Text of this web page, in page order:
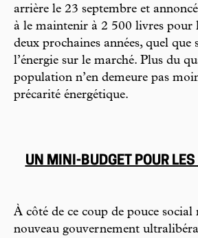
arrière le 23 septembre et annoncé
à le maintenir à 2 500 livres pour
deux prochaines années, quel que
l’énergie sur le marché. Plus du
population n’en demeure pas
précarité énergétique.
UN MINI-BUDGET POUR
À côté de ce coup de pouce
nouveau gouvernement